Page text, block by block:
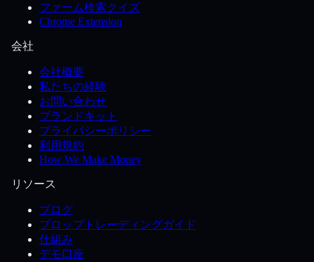
ファーム検索クイズ
Chrome Extension
会社
会社概要
私たちの経験
お問い合わせ
ブランドキット
プライバシーポリシー
利用規約
How We Make Money
リソース
ブログ
プロップトレーディングガイド
仕組み
デモ口座